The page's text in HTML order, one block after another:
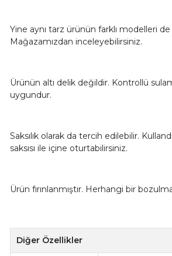
Yine aynı tarz ürünün farklı modelleri
Mağazamızdan inceleyebilirsiniz.
Ürünün altı delik değildir. Kontrollü
uygundur.
Saksılık olarak da tercih edilebilir.
saksısı ile içine oturtabilirsiniz.
Ürün fırınlanmıştır. Herhangi bir
Diğer Özellikler